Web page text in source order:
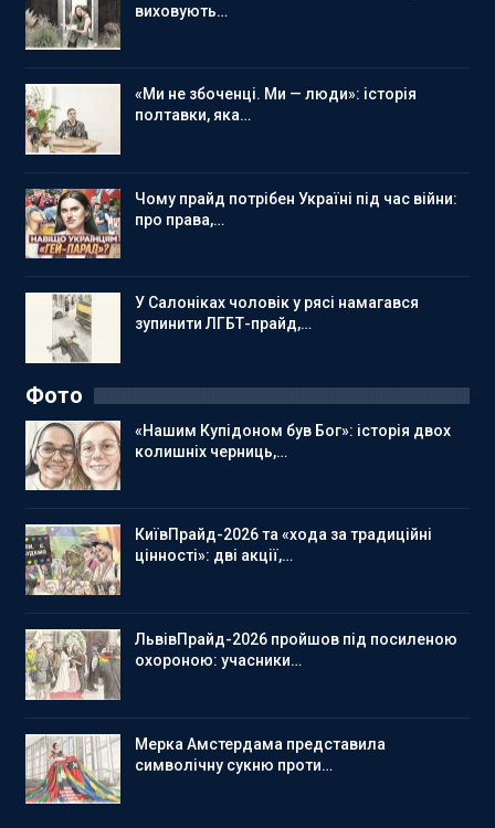
виховують…
«Ми не збоченці. Ми — люди»: історія
полтавки, яка…
Чому прайд потрібен Україні під час війни:
про права,…
У Салоніках чоловік у рясі намагався
зупинити ЛГБТ-прайд,…
Фото
«Нашим Купідоном був Бог»: історія двох
колишніх черниць,…
КиївПрайд-2026 та «хода за традиційні
цінності»: дві акції,…
ЛьвівПрайд-2026 пройшов під посиленою
охороною: учасники…
Мерка Амстердама представила
символічну сукню проти…